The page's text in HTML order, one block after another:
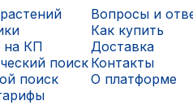
на КП
поиск
поиск
Вопросы и
Как купить
Доставка
Контакты
О платформе